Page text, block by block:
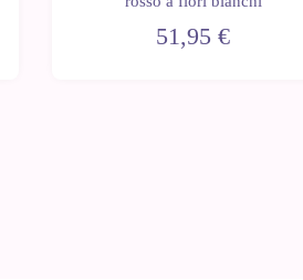
51,95 €